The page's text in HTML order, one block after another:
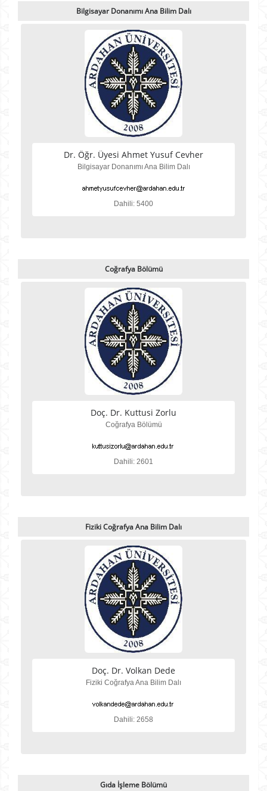
Bilgisayar Donanımı Ana Bilim Dalı
Dr. Öğr. Üyesi Ahmet Yusuf Cevher
Bilgisayar Donanımı Ana Bilim Dalı
Dahili: 5400
Coğrafya Bölümü
Doç. Dr. Kuttusi Zorlu
Coğrafya Bölümü
Dahili: 2601
Fiziki Coğrafya Ana Bilim Dalı
Doç. Dr. Volkan Dede
Fiziki Coğrafya Ana Bilim Dalı
Dahili: 2658
Gıda İşleme Bölümü